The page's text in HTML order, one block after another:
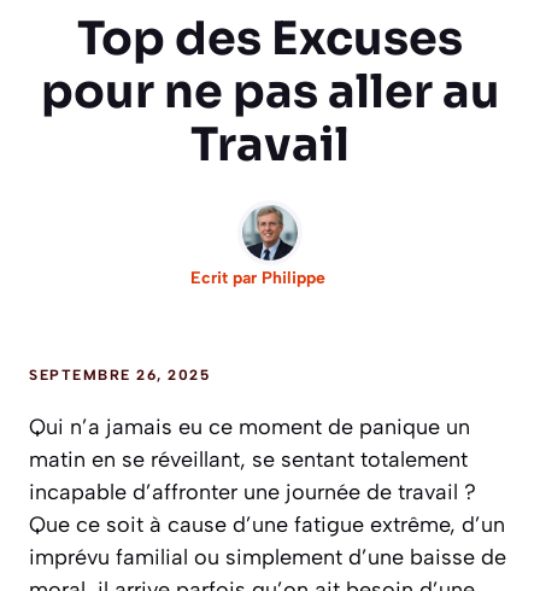
Top des Excuses
pour ne pas aller au
Travail
Ecrit par Philippe
SEPTEMBRE 26, 2025
Qui n’a jamais eu ce moment de panique un
matin en se réveillant, se sentant totalement
incapable d’affronter une journée de travail ?
Que ce soit à cause d’une fatigue extrême, d’un
imprévu familial ou simplement d’une baisse de